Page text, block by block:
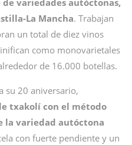
de variedades autóctonas,
La Mancha. Trabajan
un total de diez vinos
como monovarietales
de 16.000 botellas.
su 20 aniversario,
txakolí con el método
la variedad autóctona
con fuerte pendiente y un